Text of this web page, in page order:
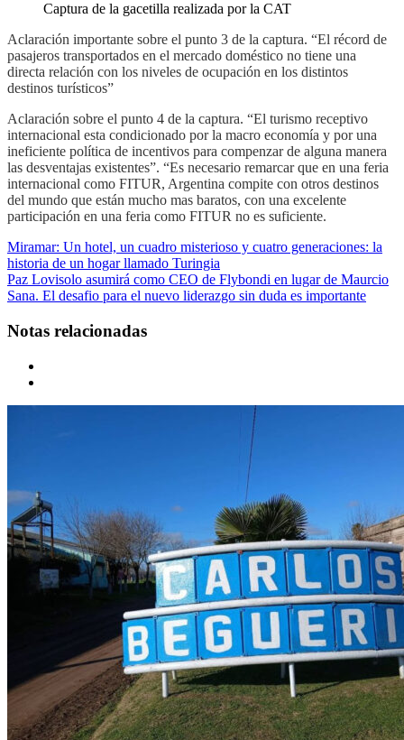
Captura de la gacetilla realizada por la CAT
Aclaración importante sobre el punto 3 de la captura. “El récord de
pasajeros transportados en el mercado doméstico no tiene una
directa relación con los niveles de ocupación en los distintos
destinos turísticos”
Aclaración sobre el punto 4 de la captura. “El turismo receptivo
internacional esta condicionado por la macro economía y por una
ineficiente política de incentivos para compenzar de alguna manera
las desventajas existentes”. “Es necesario remarcar que en una feria
internacional como FITUR, Argentina compite con otros destinos
del mundo que están mucho mas baratos, con una excelente
participación en una feria como FITUR no es suficiente.
Miramar: Un hotel, un cuadro misterioso y cuatro generaciones: la
historia de un hogar llamado Turingia
Paz Lovisolo asumirá como CEO de Flybondi en lugar de Maurcio
Sana. El desafio para el nuevo liderazgo sin duda es importante
Notas relacionadas